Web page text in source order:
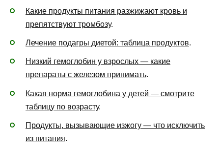
Какие продукты питания разжижают кровь и
препятствуют тромбозу.
Лечение подагры диетой: таблица продуктов.
Низкий гемоглобин у взрослых — какие
препараты с железом принимать.
Какая норма гемоглобина у детей — смотрите
таблицу по возрасту.
Продукты, вызывающие изжогу — что исключить
из питания.